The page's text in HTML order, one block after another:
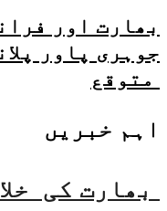
بھارت اور
جوہری پاور
متوقع
اہم خبریں